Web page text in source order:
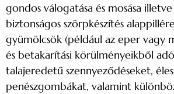
gondos válogatása és mosása
biztonságos szörpkészítés
gyümölcsök (például az eper vagy
és betakarítási körülményeikből
talajeredetű szennyeződéseket,
penészgombákat, valamint